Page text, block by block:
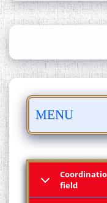
MENU
field
АЗ
БО 4 000
ПАЙКАРА ВА